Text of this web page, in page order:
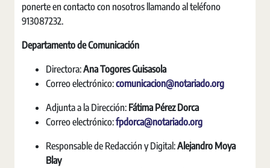
ponerte en contacto con nosotros llamando al teléfono
913087232.
Departamento de Comunicación
Directora:Ana Togores Guisasola
Correo electrónico:comunicacion@notariado.org
Adjunta a la Dirección: Fátima Pérez Dorca
Correo electrónico:fpdorca@notariado.org
Responsable de Redacción y Digital:Alejandro Moya
Blay